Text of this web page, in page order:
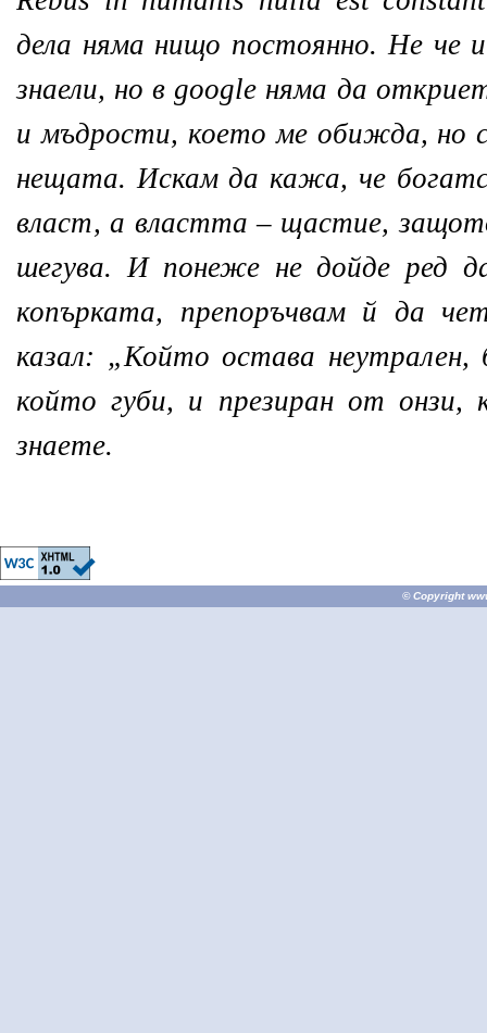
дела няма нищо постоянно. Не че
знаели, но в google няма да
и мъдрости, което ме обижда, но
нещата. Искам да кажа, че
власт, а властта – щастие,
шегува. И понеже не дойде ред
копърката, препоръчвам й да
казал: „Който остава неутрален,
който губи, и презиран от онзи,
знаете.
© Copyright